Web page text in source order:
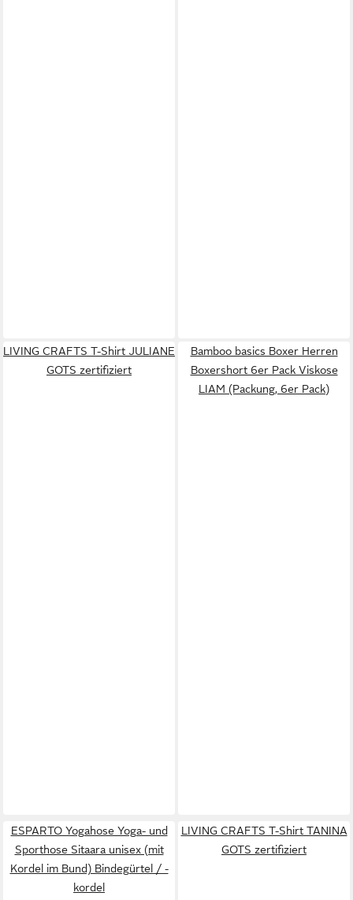
LIVING CRAFTS T-Shirt JULIANE
GOTS zertifiziert
Bamboo basics Boxer Herren
Boxershort 6er Pack Viskose
LIAM (Packung, 6er Pack)
ESPARTO Yogahose Yoga- und
Sporthose Sitaara unisex (mit
Kordel im Bund) Bindegürtel / -
kordel
LIVING CRAFTS T-Shirt TANINA
GOTS zertifiziert